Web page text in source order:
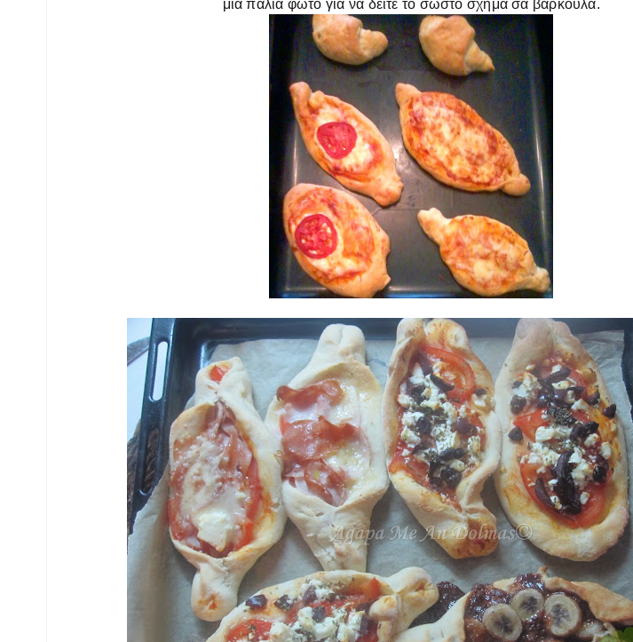
μια παλιά φώτο για να δείτε το σωστό σχήμα σα βαρκούλα.